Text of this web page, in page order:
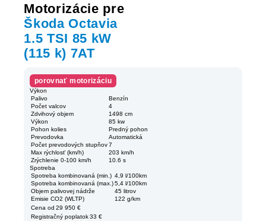
Motorizácie pre
Škoda Octavia
1.5 TSI 85 kW
(115 k) 7AT
porovnať motorizáciu
Výkon
Palivo
Benzín
Počet valcov
4
Zdvihový objem
1498 cm
Výkon
85 kw
Pohon kolies
Predný pohon
Prevodovka
Automatická
Počet prevodových stupňov 7
Max rýchlosť (km/h)
203 km/h
Zrýchlenie 0-100 km/h
10.6 s
Spotreba
Spotreba kombinovaná (min.) 4,9 l/100km
Spotreba kombinovaná (max.) 5,4 l/100km
Objem palivovej nádrže
45 litrov
Emisie CO2 (WLTP)
122 g/km
Cena od 29 950 €
Registračný poplatok 33 €